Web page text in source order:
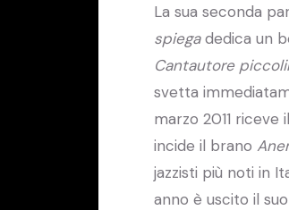
La sua seconda
spiegadedica un
Cantautore
svetta
marzo 2011 riceve
incide il brano
jazzisti più noti in
anno è uscito il